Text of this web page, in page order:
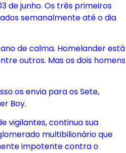
de junho. Os três primeiros
semanalmente até o dia
de calma. Homelander está
outros. Mas os dois homens
os envia para os Sete,
Boy.
vigilantes, continua sua
multibilionário que
impotente contra o